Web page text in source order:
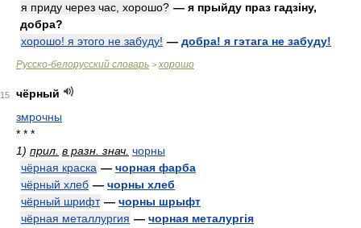
я приду через час, хорошо? — я прыйду праз гадзіну,
добра?
хорошо! я этого не забуду! — добра! я гэтага не забуду!
Русско-белорусский словарь > хорошо
15
чёрный
змрочны
* * *
1) прил. в разн. знач. чорны
чёрная краска — чорная фарба
чёрный хлеб — чорны хлеб
чёрный шрифт — чорны шрыфт
чёрная металлургия — чорная металургія